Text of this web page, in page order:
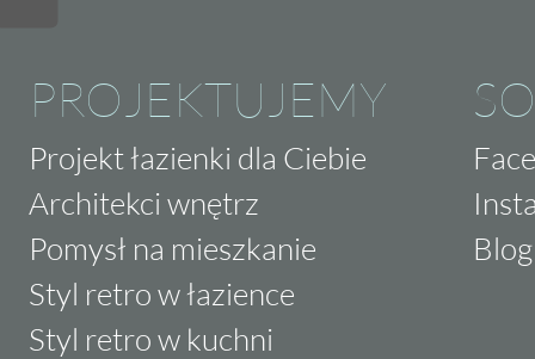
PROJEKTUJEMY
Projekt łazienki dla Ciebie
Architekci wnętrz
Pomysł na mieszkanie
Styl retro w łazience
Styl retro w kuchni
Blog